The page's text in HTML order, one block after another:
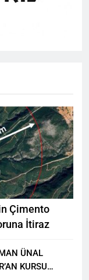
Çimento
İtiraz
ÜNAL
KURSU